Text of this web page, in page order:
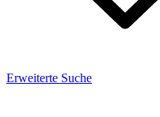
Erweiterte Suche